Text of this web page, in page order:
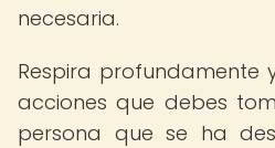
necesaria.
Respira profundamente
acciones que debes
persona que se ha